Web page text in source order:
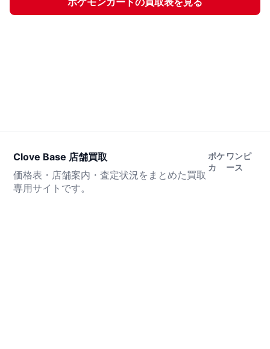
Clove Base 店舗買取
価格表・店舗案内・査定状況をまとめた買取
専用サイトです。
ポケ
カ
ワンピ
ース